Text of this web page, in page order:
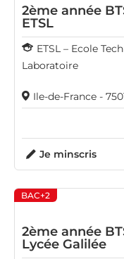
2ème année
ETSL
ETSL – Ecole
Laboratoire
Ile-de-France -
Je minscris
BAC+2
2ème année
Lycée Galilée